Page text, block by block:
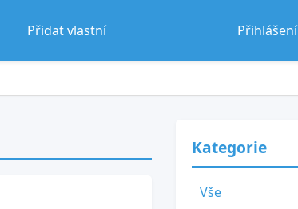
Přidat vlastní Přihlášení
Kategorie
Vše